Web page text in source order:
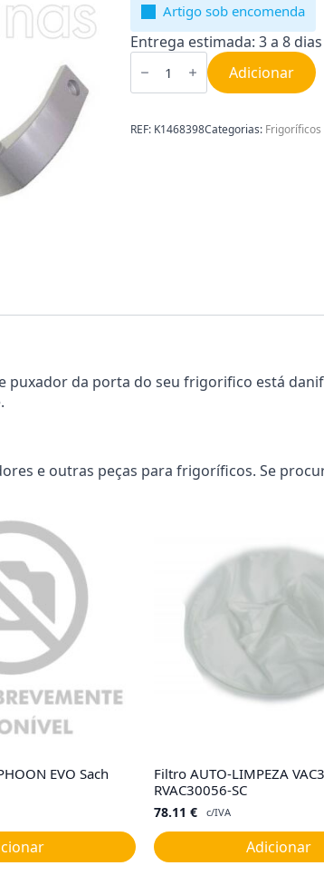
Artigo sob encomenda
Entrega estimada: 3 a 8
Quantidade
de
da
Hisense
K1468398
Adicionar
REF: K1468398Categorias: Frigoríficos
da porta do seu frigorifico está
e outras peças para frigoríficos. Se
EVO Sach
Filtro AUTO-LIMPEZA VAC3
RVAC30056-SC
78.11 € c/IVA
Adicionar